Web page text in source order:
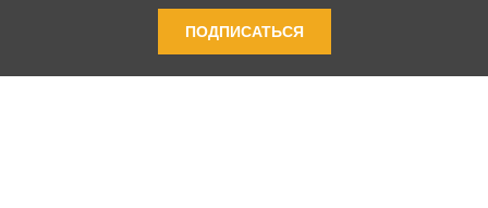
ПОДПИСАТЬСЯ